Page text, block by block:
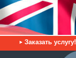
Заказать услугу!